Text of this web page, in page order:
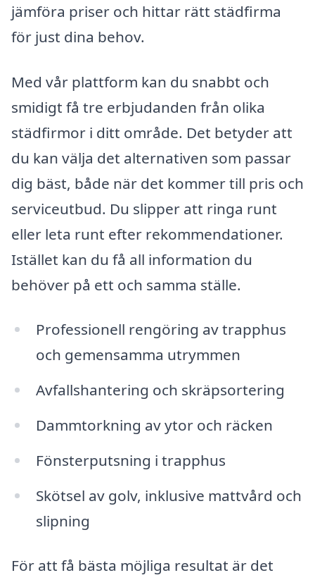
jämföra priser och hittar rätt städfirma
för just dina behov.
Med vår plattform kan du snabbt och
smidigt få tre erbjudanden från olika
städfirmor i ditt område. Det betyder att
du kan välja det alternativen som passar
dig bäst, både när det kommer till pris och
serviceutbud. Du slipper att ringa runt
eller leta runt efter rekommendationer.
Istället kan du få all information du
behöver på ett och samma ställe.
Professionell rengöring av trapphus
och gemensamma utrymmen
Avfallshantering och skräpsortering
Dammtorkning av ytor och räcken
Fönsterputsning i trapphus
Skötsel av golv, inklusive mattvård och
slipning
För att få bästa möjliga resultat är det